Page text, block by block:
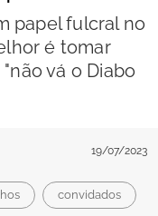
papel fulcral no
é tomar
vá o Diabo
19/07/2023
convidados